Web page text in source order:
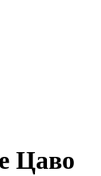
Цаво